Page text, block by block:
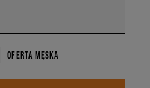
OFERTA MĘSKA